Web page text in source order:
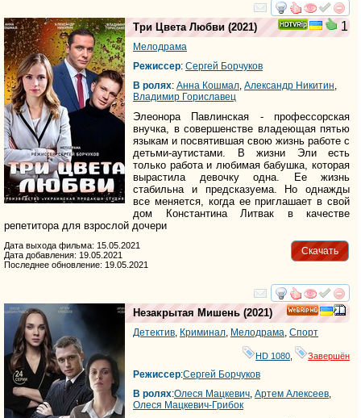
смотреть
1
Три Цвета Любви (2021)
Мелодрама
Режиссер: Сергей Борчуков
В ролях: Анна Кошмал, Александр Никитин,
Владимир Гориславец
Элеонора Павлинская - профессорская
внучка, в совершенстве владеющая пятью
языкам и посвятившая свою жизнь работе с
детьми-аутистами. В жизни Эли есть
только работа и любимая бабушка, которая
вырастила девочку одна. Ее жизнь
стабильна и предсказуема. Но однажды
все меняется, когда ее приглашает в свой
дом Константина Литвак в качестве
репетитора для взрослой дочери
Скачать
Дата выхода фильма: 15.05.2021
Дата добавления: 19.05.2021
Последнее обновление: 19.05.2021
смотреть
HD
Незакрытая Мишень (2021)
Детектив, Криминал, Мелодрама, Спорт
HD 1080 Завершён
Режиссер:Сергей Борчуков
В ролях:Олеся Мацкевич, Артем Алексеев,
Олеся Мацкевич-Грибок